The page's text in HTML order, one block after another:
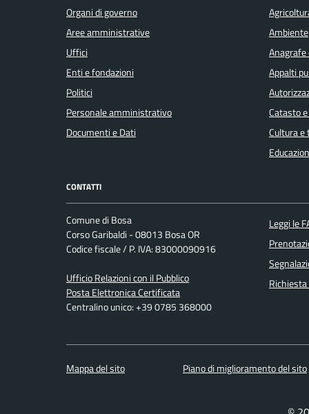
Organi di governo
Aree amministrative
Uffici
Enti e fondazioni
Politici
Personale amministrativo
Documenti e Dati
Ambiente
Appalti
Catasto
Cultura e
CONTATTI
Comune di Bosa
Corso Garibaldi - 08013 Bosa OR
Codice fiscale / P. IVA: 83000090916
Ufficio Relazioni con il Pubblico
Posta Elettronica Certificata
Centralino unico: +39 0785 368000
Leggi le
Mappa del sito Piano di miglioramento del sito